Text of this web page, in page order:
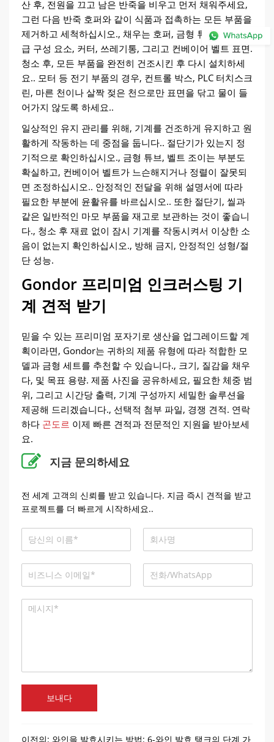
산 후, 전원을 끄고 남은 반죽을 비우고 먼저 채워주세요,
그런 다음 반죽 호퍼와 같이 식품과 접촉하는 모든 부품을
제거하고 세척하십시오., 채우는 호퍼, 금형 튜브/노즐, 공
급 구성 요소, 커터, 쓰레기통, 그리고 컨베이어 벨트 표면.
청소 후, 모든 부품을 완전히 건조시킨 후 다시 설치하세
요.. 모터 등 전기 부품의 경우, 컨트롤 박스, PLC 터치스크
린, 마른 천이나 살짝 젖은 천으로만 표면을 닦고 물이 들
어가지 않도록 하세요..
일상적인 유지 관리를 위해, 기계를 건조하게 유지하고 원
활하게 작동하는 데 중점을 둡니다.. 절단기가 있는지 정
기적으로 확인하십시오., 금형 튜브, 벨트 조이는 부분도
확실하고, 컨베이어 벨트가 느슨해지거나 정렬이 잘못되
면 조정하십시오.. 안정적인 전달을 위해 설명서에 따라
필요한 부분에 윤활유를 바르십시오.. 또한 절단기, 씰과
같은 일반적인 마모 부품을 재고로 보관하는 것이 좋습니
다., 청소 후 재료 없이 잠시 기계를 작동시켜서 이상한 소
음이 없는지 확인하십시오., 방해 금지, 안정적인 성형/절
단 성능.
Gondor 프리미엄 인크러스팅 기
계 견적 받기
믿을 수 있는 프리미엄 포자기로 생산을 업그레이드할 계
획이라면, Gondor는 귀하의 제품 유형에 따라 적합한 모
델과 금형 세트를 추천할 수 있습니다., 크기, 질감을 채우
다, 및 목표 용량. 제품 사진을 공유하세요, 필요한 체중 범
위, 그리고 시간당 출력, 기계 구성까지 세밀한 솔루션을
제공해 드리겠습니다., 선택적 첨부 파일, 경쟁 견적. 연락
하다 곤도르 이제 빠른 견적과 전문적인 지원을 받아보세
요.
지금 문의하세요
전 세계 고객의 신뢰를 받고 있습니다. 지금 즉시 견적을 받고
프로젝트를 더 빠르게 시작하세요..
보내다
이전의: 와인을 발효시키는 방법: 6-와인 발효 탱크의 단계 가